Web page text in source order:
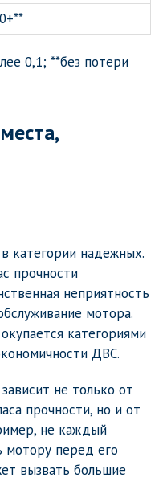
0,1; **без потери
категории надежных.
прочности
неприятность
мотора.
категориями
ДВС.
не только от
прочности, но и от
не каждый
мотору перед его
вызвать большие